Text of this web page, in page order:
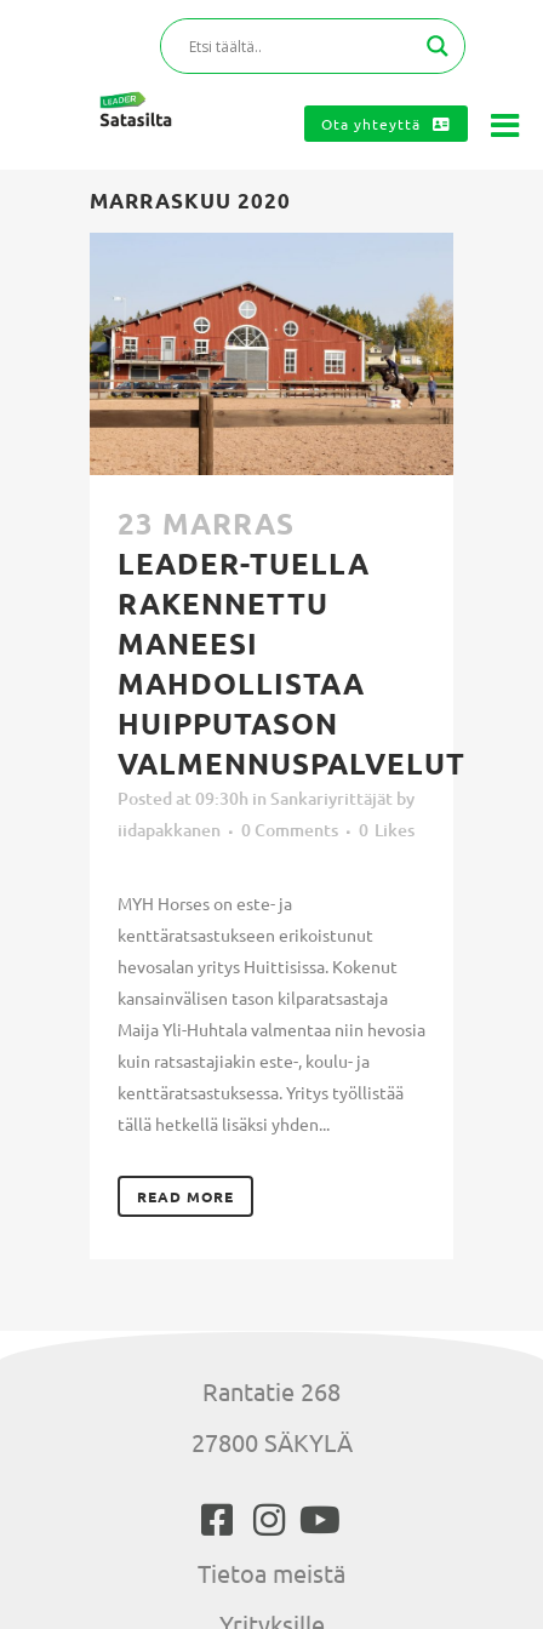
Ota yhteyttä
MARRASKUU 2020
23 MARRAS
LEADER-TUELLA
RAKENNETTU
MANEESI
MAHDOLLISTAA
HUIPPUTASON
VALMENNUSPALVELUT
Posted at 09:30h in Sankariyrittäjät by
iidapakkanen
0 Comments 0 Likes
MYH Horses on este- ja
kenttäratsastukseen erikoistunut
hevosalan yritys Huittisissa. Kokenut
kansainvälisen tason kilparatsastaja
Maija Yli-Huhtala valmentaa niin hevosia
kuin ratsastajiakin este-, koulu- ja
kenttäratsastuksessa. Yritys työllistää
tällä hetkellä lisäksi yhden...
READ MORE
Rantatie 268
27800 SÄKYLÄ
Tietoa meistä